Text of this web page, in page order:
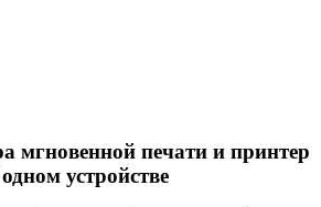
мгновенной печати и принтер
устройстве